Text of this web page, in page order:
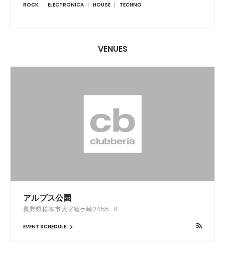
ROCK
ELECTRONICA HOUSE TECHNO
VENUES
アルプス公園
長野県松本市大字蟻ケ崎2455-11
EVENT SCHEDULE